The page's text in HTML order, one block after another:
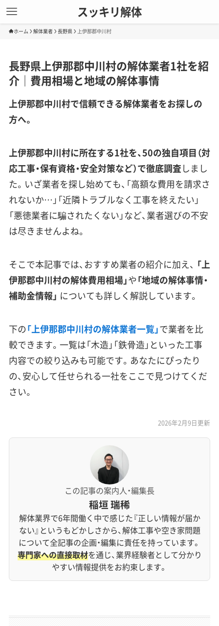
スッキリ解体
ホーム 解体業者 長野県 上伊那郡中川村
長野県上伊那郡中川村の解体業者1社を紹
介｜費用相場と地域の解体事情
上伊那郡中川村で信頼できる解体業者をお探しの
方へ。
上伊那郡中川村に所在する1社を、50の独自項目（対
応工事・保有資格・安全対策など）で徹底調査しまし
た。いざ業者を探し始めても、「高額な費用を請求さ
れないか…」「近隣トラブルなく工事を終えたい」
「悪徳業者に騙されたくない」など、業者選びの不安
は尽きませんよね。
そこで本記事では、おすすめ業者の紹介に加え、 「上
伊那郡中川村の解体費用相場」や「地域の解体事情・
補助金情報」 についても詳しく解説しています。
下の「上伊那郡中川村の解体業者一覧」で業者を比
較できます。一覧は「木造」「鉄骨造」といった工事
内容での絞り込みも可能です。あなたにぴったり
の、安心して任せられる一社をここで見つけてくだ
さい。
2026年2月9日更新
この記事の案内人・編集長
稲垣 瑞稀
解体業界で6年間働く中で感じた『正しい情報が届か
ない』というもどかしさから、解体工事や空き家問題
について全記事の企画・編集に責任を持っています。
専門家への直接取材を通じ、業界経験者として分かり
やすい情報提供をお約束します。